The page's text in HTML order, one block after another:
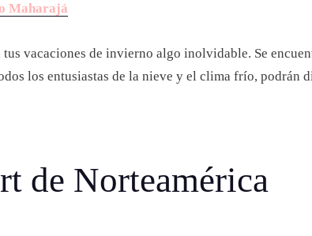
Maharajá
vacaciones de invierno algo inolvidable. Se
los entusiastas de la nieve y el clima frío, podrán
de Norteamérica